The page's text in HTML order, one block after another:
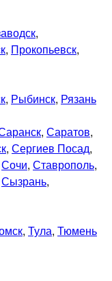
,
, Прокопьевск,
, Рыбинск, Рязань
, Саратов,
, Сергиев Посад,
Сочи, Ставрополь,
Сызрань,
, Тула, Тюмень